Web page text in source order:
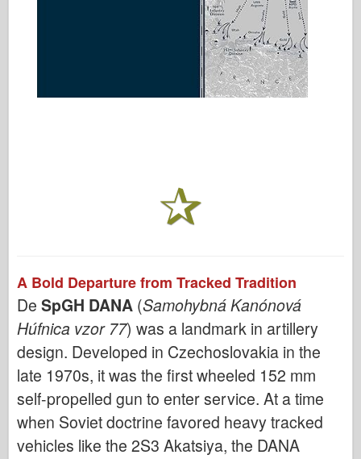
A Bold Departure from Tracked Tradition
De SpGH DANA (Samohybná Kanónová
Húfnica vzor 77) was a landmark in artillery
design. Developed in Czechoslovakia in the
late 1970s, it was the first wheeled 152 mm
self-propelled gun to enter service. At a time
when Soviet doctrine favored heavy tracked
vehicles like the 2S3 Akatsiya, the DANA